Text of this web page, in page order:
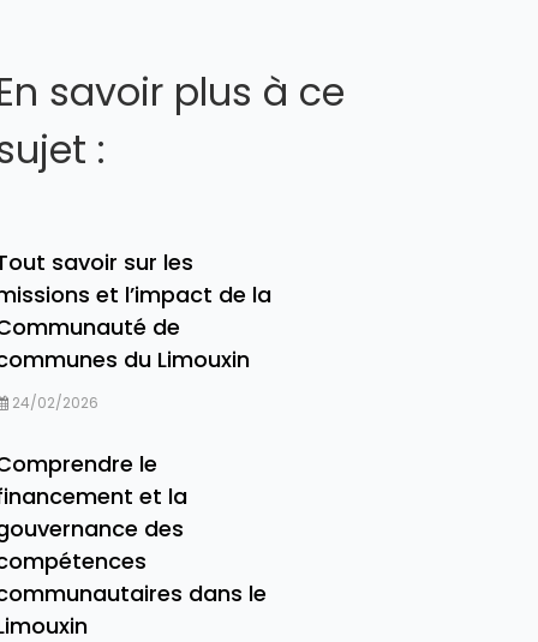
savoir plus à ce
:
savoir sur les
et l’impact de la
de
du Limouxin
24/02/2026
le
et la
des
dans le